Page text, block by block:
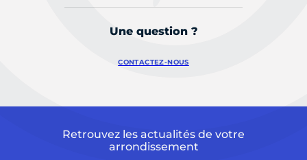
Une question ?
CONTACTEZ-NOUS
Retrouvez les actualités de votre
arrondissement